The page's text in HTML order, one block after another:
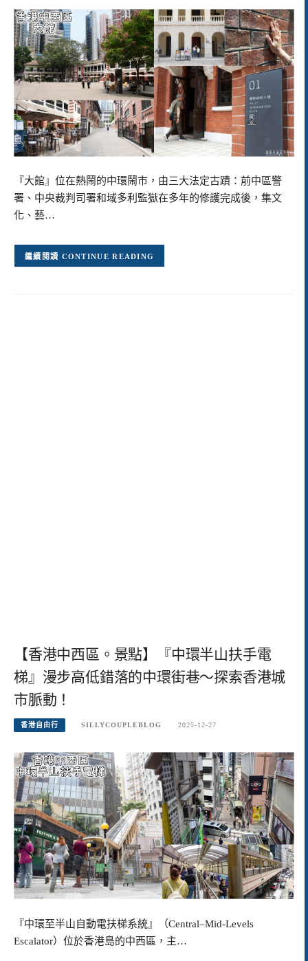
『大館』位在熱鬧的中環鬧市，由三大法定古蹟：前中區警
署、中央裁判司署和域多利監獄在多年的修護完成後，集文
化、藝…
CONTINUE READING
【香港中西區。景點】『中環半山扶手電
梯』漫步高低錯落的中環街巷～探索香港城
市脈動！
香港自由行 SILLYCOUPLEBLOG 2025-12-27
『中環至半山自動電扶梯系統』（Central–Mid-Levels
Escalator）位於香港島的中西區，主…